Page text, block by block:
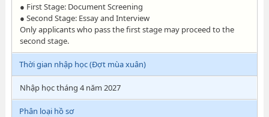
● First Stage: Document Screening
● Second Stage: Essay and Interview
Only applicants who pass the first stage may proceed to the
second stage.
Thời gian nhập học (Đợt mùa xuân)
Nhập học tháng 4 năm 2027
Phân loại hồ sơ